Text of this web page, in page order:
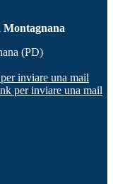
Montagnana
(PD)
inviare una mail
per inviare una mail